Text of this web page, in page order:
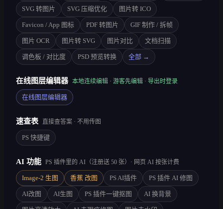
SVG 转图片 SVG 压缩优化 图片转 ICO
Favicon / App 图标 PDF 转图片 GIF 制作 / 拆帧
图片 OCR 图片转 SVG 图片对比 文档扫描
调色板 / 对比度 PSD 预览转换 全部 →
在线图层编辑器 本地连续编辑 · 游客先编辑 · 导出时登录
在线图层编辑器
速查表 直接查答案 · 不用传图
PS 快捷键
AI 功能 PS 插件里的 AI（注册送 50 张）· 网页 AI 按张计费
Image-2 生图 香蕉 改图 PS AI插件 PS 插件 AI 修图
AI改图 AI生图 PS 插件一键抠图 AI 换背景